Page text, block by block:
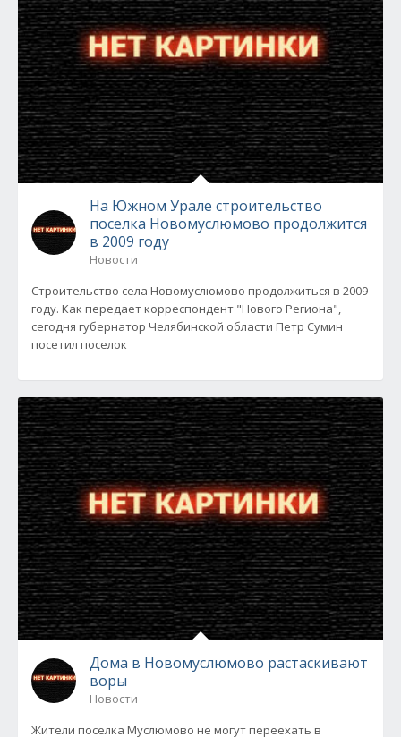
На Южном Урале строительство
поселка Новомуслюмово продолжится
в 2009 году
Новости
Строительство села Новомуслюмово продолжиться в 2009
году. Как передает корреспондент "Нового Региона",
сегодня губернатор Челябинской области Петр Сумин
посетил поселок
Дома в Новомуслюмово растаскивают
воры
Новости
Жители поселка Муслюмово не могут переехать в